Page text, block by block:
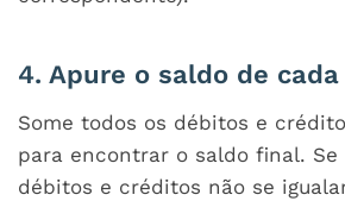
4. Apure o saldo de
Some todos os débitos e
para encontrar o saldo final. Se
débitos e créditos não se